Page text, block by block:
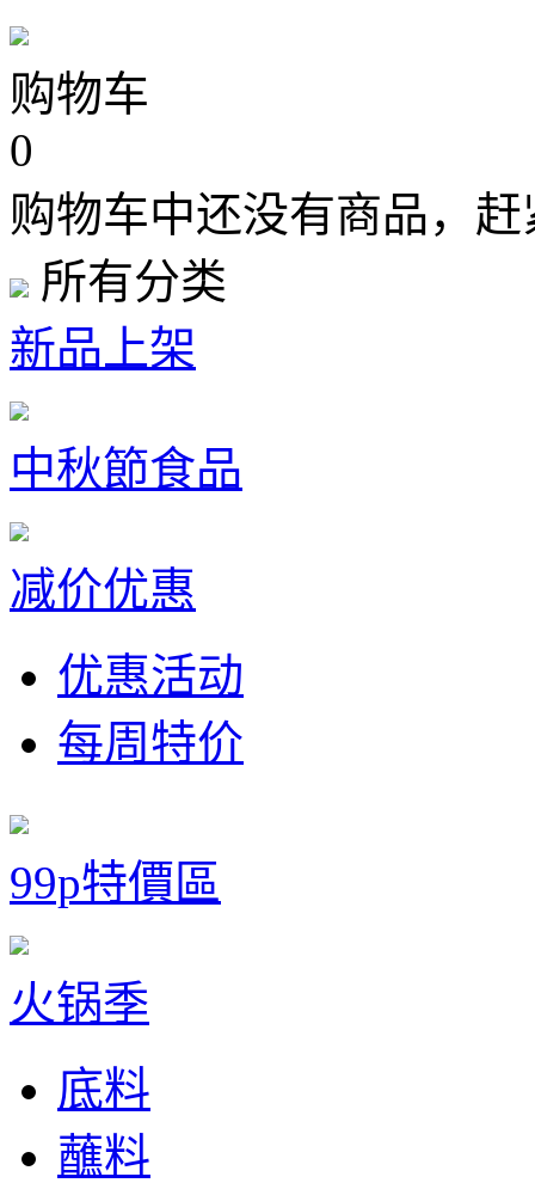
购物车
0
购物车中还没有商品，
所有分类
新品上架
中秋節食品
减价优惠
优惠活动
每周特价
99p特價區
火锅季
底料
蘸料